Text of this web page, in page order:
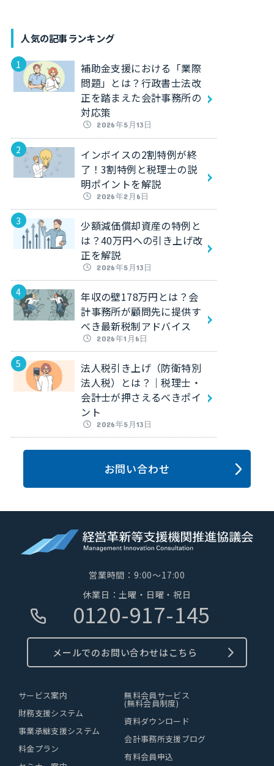
人気の記事ランキング
補助金支援における「業際
問題」とは？行政書士法改
正を踏まえた会計事務所の
対応策
2026年5月13日
インボイスの2割特例が終
了！3割特例と税理士の説
明ポイントを解説
2026年2月6日
少額減価償却資産の特例と
は？40万円への引き上げ改
正を解説
2026年5月13日
年収の壁178万円とは？会
計事務所が顧問先に提供す
べき最新税制アドバイス
2026年1月6日
法人税引き上げ（防衛特別
法人税）とは？｜税理士・
会計士が押さえるべきポイ
ント
2026年5月13日
お問い合わせ
営業時間：9:00～17:00
休業日：土曜・日曜・祝日
0120-917-145
メールでのお問い合わせはこちら
サービス案内
財務支援システム
事業承継支援システム
料金プラン
無料会員サービス
(無料会員制度)
資料ダウンロード
会計事務所支援ブログ
有料会員申込